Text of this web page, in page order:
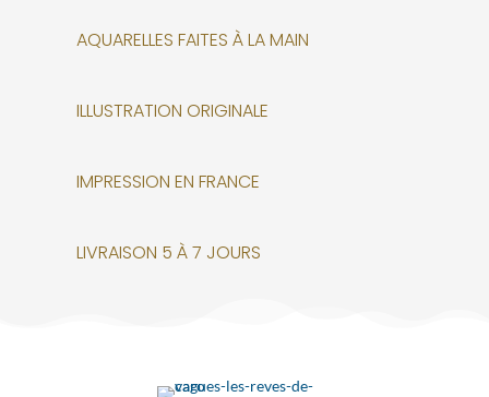
AQUARELLES FAITES À LA MAIN
ILLUSTRATION ORIGINALE
IMPRESSION EN FRANCE
LIVRAISON 5 À 7 JOURS